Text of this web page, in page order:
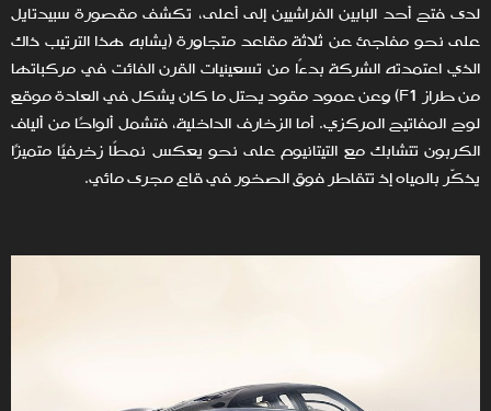
لدى فتح أحد البابين الفراشيين إلى أعلى، تكشف مقصورة سبيدتايل
على نحو مفاجئ عن ثلاثة مقاعد متجاورة (يشابه هذا الترتيب ذاك
الذي اعتمدته الشركة بدءًا من تسعينيات القرن الفائت في مركباتها
من طراز F1) وعن عمود مقود يحتل ما كان يشكل في العادة موقع
لوح المفاتيح المركزي. أما الزخارف الداخلية، فتشمل ألواحًا من ألياف
الكربون تتشابك مع التيتانيوم على نحو يعكس نمطًا زخرفيًا متميزًا
يذكّر بالمياه إذ تتقاطر فوق الصخور في قاع مجرى مائي.